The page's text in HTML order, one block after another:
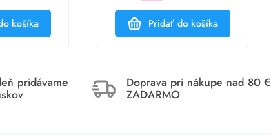
košíka Pridať do košíka
pridávame Doprava pri nákupe nad 80 €
ZADARMO